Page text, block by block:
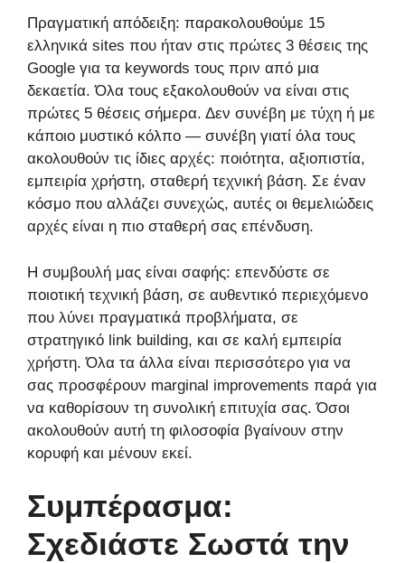
Πραγματική απόδειξη: παρακολουθούμε 15
ελληνικά sites που ήταν στις πρώτες 3 θέσεις της
Google για τα keywords τους πριν από μια
δεκαετία. Όλα τους εξακολουθούν να είναι στις
πρώτες 5 θέσεις σήμερα. Δεν συνέβη με τύχη ή με
κάποιο μυστικό κόλπο — συνέβη γιατί όλα τους
ακολουθούν τις ίδιες αρχές: ποιότητα, αξιοπιστία,
εμπειρία χρήστη, σταθερή τεχνική βάση. Σε έναν
κόσμο που αλλάζει συνεχώς, αυτές οι θεμελιώδεις
αρχές είναι η πιο σταθερή σας επένδυση.
Η συμβουλή μας είναι σαφής: επενδύστε σε
ποιοτική τεχνική βάση, σε αυθεντικό περιεχόμενο
που λύνει πραγματικά προβλήματα, σε
στρατηγικό link building, και σε καλή εμπειρία
χρήστη. Όλα τα άλλα είναι περισσότερο για να
σας προσφέρουν marginal improvements παρά για
να καθορίσουν τη συνολική επιτυχία σας. Όσοι
ακολουθούν αυτή τη φιλοσοφία βγαίνουν στην
κορυφή και μένουν εκεί.
Συμπέρασμα:
Σχεδιάστε Σωστά την